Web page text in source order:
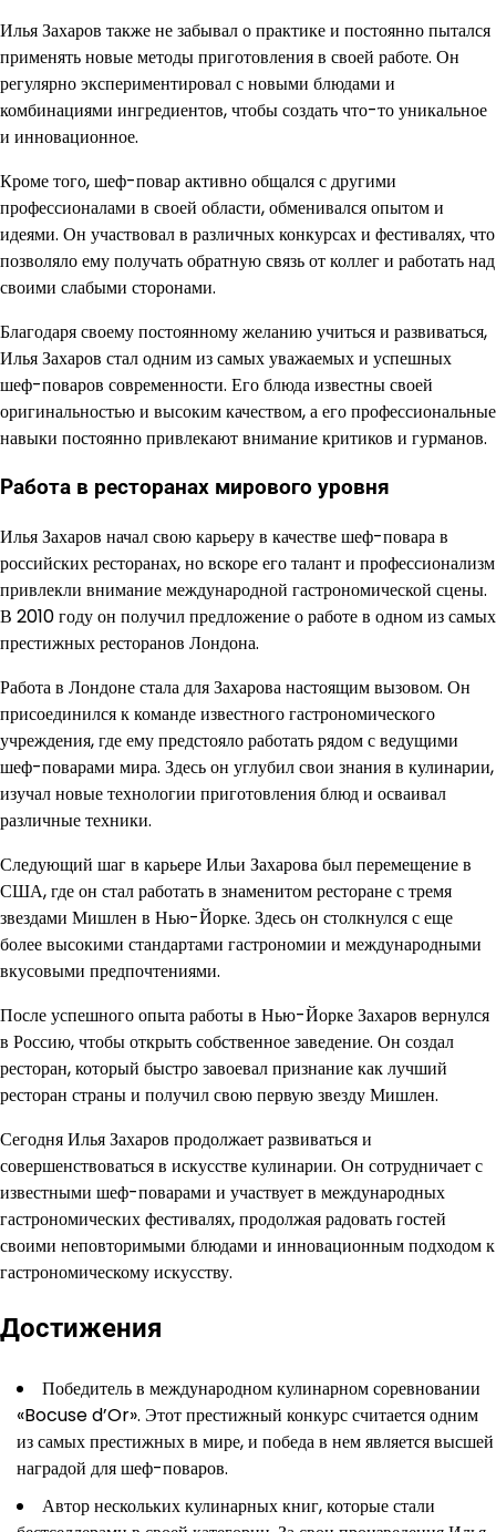
Илья Захаров также не забывал о практике и постоянно пытался
применять новые методы приготовления в своей работе. Он
регулярно экспериментировал с новыми блюдами и
комбинациями ингредиентов, чтобы создать что-то уникальное
и инновационное.
Кроме того, шеф-повар активно общался с другими
профессионалами в своей области, обменивался опытом и
идеями. Он участвовал в различных конкурсах и фестивалях, что
позволяло ему получать обратную связь от коллег и работать над
своими слабыми сторонами.
Благодаря своему постоянному желанию учиться и развиваться,
Илья Захаров стал одним из самых уважаемых и успешных
шеф-поваров современности. Его блюда известны своей
оригинальностью и высоким качеством, а его профессиональные
навыки постоянно привлекают внимание критиков и гурманов.
Работа в ресторанах мирового уровня
Илья Захаров начал свою карьеру в качестве шеф-повара в
российских ресторанах, но вскоре его талант и профессионализм
привлекли внимание международной гастрономической сцены.
В 2010 году он получил предложение о работе в одном из самых
престижных ресторанов Лондона.
Работа в Лондоне стала для Захарова настоящим вызовом. Он
присоединился к команде известного гастрономического
учреждения, где ему предстояло работать рядом с ведущими
шеф-поварами мира. Здесь он углубил свои знания в кулинарии,
изучал новые технологии приготовления блюд и осваивал
различные техники.
Следующий шаг в карьере Ильи Захарова был перемещение в
США, где он стал работать в знаменитом ресторане с тремя
звездами Мишлен в Нью-Йорке. Здесь он столкнулся с еще
более высокими стандартами гастрономии и международными
вкусовыми предпочтениями.
После успешного опыта работы в Нью-Йорке Захаров вернулся
в Россию, чтобы открыть собственное заведение. Он создал
ресторан, который быстро завоевал признание как лучший
ресторан страны и получил свою первую звезду Мишлен.
Сегодня Илья Захаров продолжает развиваться и
совершенствоваться в искусстве кулинарии. Он сотрудничает с
известными шеф-поварами и участвует в международных
гастрономических фестивалях, продолжая радовать гостей
своими неповторимыми блюдами и инновационным подходом к
гастрономическому искусству.
Достижения
Победитель в международном кулинарном соревновании
«Bocuse d’Or». Этот престижный конкурс считается одним
из самых престижных в мире, и победа в нем является высшей
наградой для шеф-поваров.
Автор нескольких кулинарных книг, которые стали